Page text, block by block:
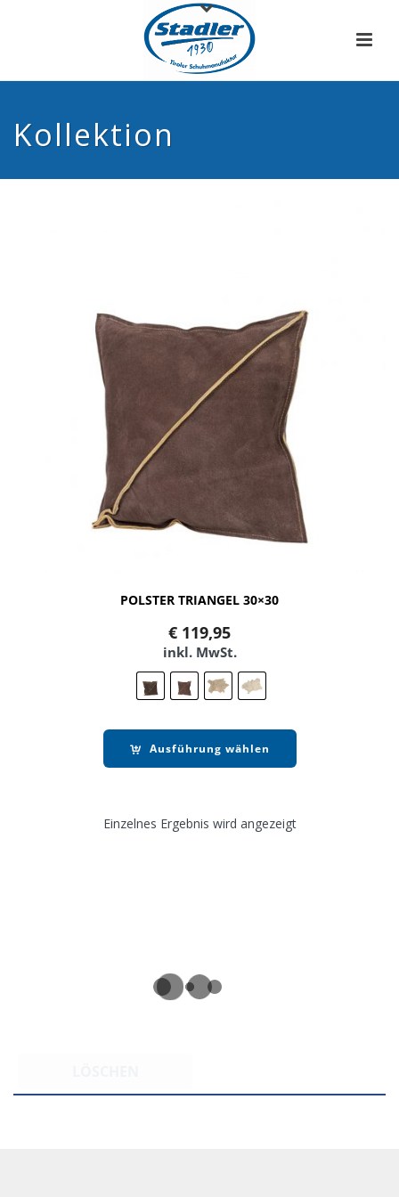
Kollektion
POLSTER TRIANGEL 30×30
€ 119,95
inkl. MwSt.
Ausführung wählen
Einzelnes Ergebnis wird angezeigt